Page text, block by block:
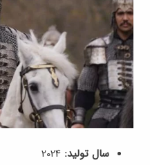
سال تولید: